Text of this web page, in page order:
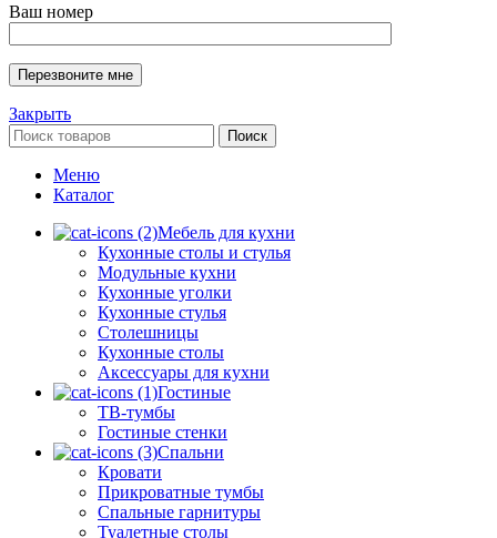
Ваш номер
Закрыть
Поиск
Меню
Каталог
Мебель для кухни
Кухонные столы и стулья
Модульные кухни
Кухонные уголки
Кухонные стулья
Столешницы
Кухонные столы
Аксессуары для кухни
Гостиные
ТВ-тумбы
Гостиные стенки
Спальни
Кровати
Прикроватные тумбы
Спальные гарнитуры
Туалетные столы